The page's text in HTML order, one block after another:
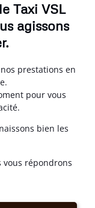
Taxi VSL
agissons
prestations en
pour vous
bien les
vous répondrons